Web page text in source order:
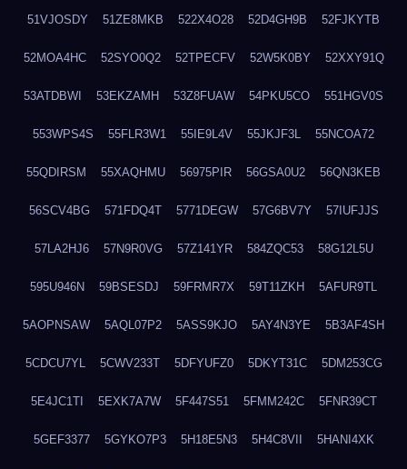
51VJOSDY 51ZE8MKB 522X4O28 52D4GH9B 52FJKYTB
52MOA4HC 52SYO0Q2 52TPECFV 52W5K0BY 52XXY91Q
53ATDBWI 53EKZAMH 53Z8FUAW 54PKU5CO 551HGV0S
553WPS4S 55FLR3W1 55IE9L4V 55JKJF3L 55NCOA72
55QDIRSM 55XAQHMU 56975PIR 56GSA0U2 56QN3KEB
56SCV4BG 571FDQ4T 5771DEGW 57G6BV7Y 57IUFJJS
57LA2HJ6 57N9R0VG 57Z141YR 584ZQC53 58G12L5U
595U946N 59BSESDJ 59FRMR7X 59T11ZKH 5AFUR9TL
5AOPNSAW 5AQL07P2 5ASS9KJO 5AY4N3YE 5B3AF4SH
5CDCU7YL 5CWV233T 5DFYUFZ0 5DKYT31C 5DM253CG
5E4JC1TI 5EXK7A7W 5F447S51 5FMM242C 5FNR39CT
5GEF3377 5GYKO7P3 5H18E5N3 5H4C8VII 5HANI4XK